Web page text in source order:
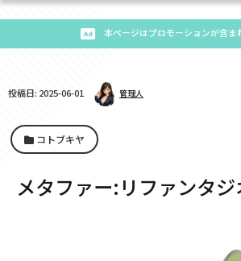
本ページはプロモーションが含ま
投稿日: 2025-06-01 管理人
コトブキヤ
メタファー:リファンタジ